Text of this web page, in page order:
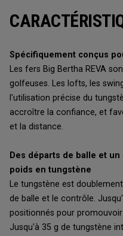
Spécifiquement conçus
Les fers Big Bertha REVA
golfeuses. Les lofts, les
l'utilisation précise du
accroître la confiance, et
et la distance.
Des départs de balle et
poids en tungstène
Le tungstène est
de balle et le contrôle.
positionnés pour
Jusqu'à 35 g de tungstène